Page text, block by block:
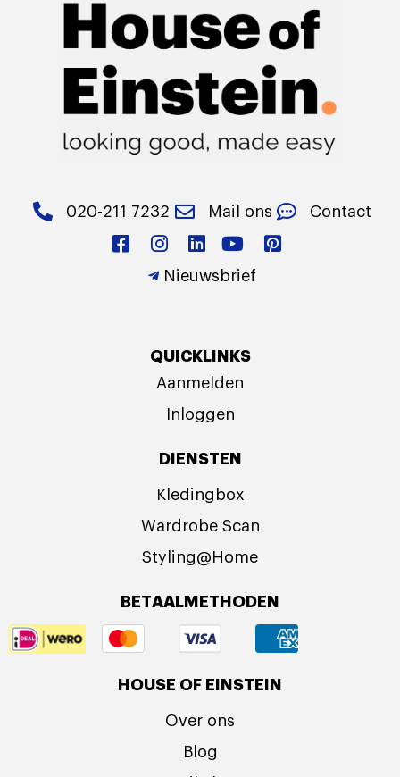
020-211 7232 Mail ons Contact
Nieuwsbrief
QUICKLINKS
Aanmelden
Inloggen
DIENSTEN
Kledingbox
Wardrobe Scan
Styling@Home
BETAALMETHODEN
HOUSE OF EINSTEIN
Over ons
Blog